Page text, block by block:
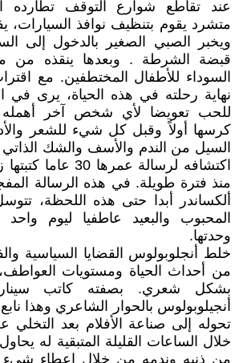
عند تقاطع شوارع التوقف تطارده
متشرد يقوم بتنظيف نوافذ السيارات،
ويخبر الصبي الصغير بالدخول إلى
قبضة الشرطة . وبعدها ينقذه من
السوداء للأطفال المختطفين. مع
نهاية رحلته في هذه الحياة، يرى
للحب تعويضا لأي شخص آخر أهمله
كرسها أولاً وقبل كل شيء للشعر
السيل من الندم والأسف والشك
اكتشافه لرسالة عمرها
منذ فترة طويلة. في هذه الرسالة
ألكساندر أبدا حتى هذه اللحظة،
المحبوب والبعيد عاطفيا ليوم
وحدتها.
خلط أنجلوبولوس القضايا السياسية
من أحداث الحياة ومستويات
بشكل شعري. بصفته كاتب
أنجيلوبولوس بالحوار الشاعري وهذا
تحوله إلى صناعة الأفلام بعد التخلي
خلال الساعات القليلة المتبقية له
من ذنبه وندمه من خلال إعطاء شيء